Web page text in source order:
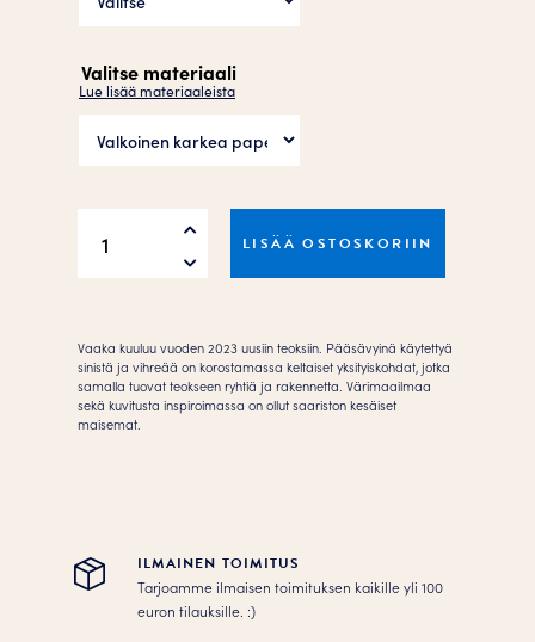
Valitse materiaali
Lue lisää materiaaleista
Juliste
LISÄÄ OSTOSKORIIN
Vaaka kuuluu vuoden 2023 uusiin teoksiin. Pääsävyinä käytettyä
sinistä ja vihreää on korostamassa keltaiset yksityiskohdat, jotka
samalla tuovat teokseen ryhtiä ja rakennetta. Värimaailmaa
sekä kuvitusta inspiroimassa on ollut saariston kesäiset
maisemat.
ILMAINEN TOIMITUS
Tarjoamme ilmaisen toimituksen kaikille yli 100
euron tilauksille. :­­)